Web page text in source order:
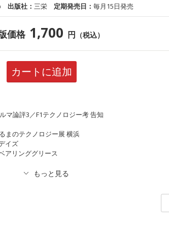
出版社：三栄 定期発売日：毎月15日発売
価格 1,700 円 （税込）
カートに追加
マ論評3／F1テクノロジー考 告知
まのテクノロジー展 横浜
イズ
アリンググリース